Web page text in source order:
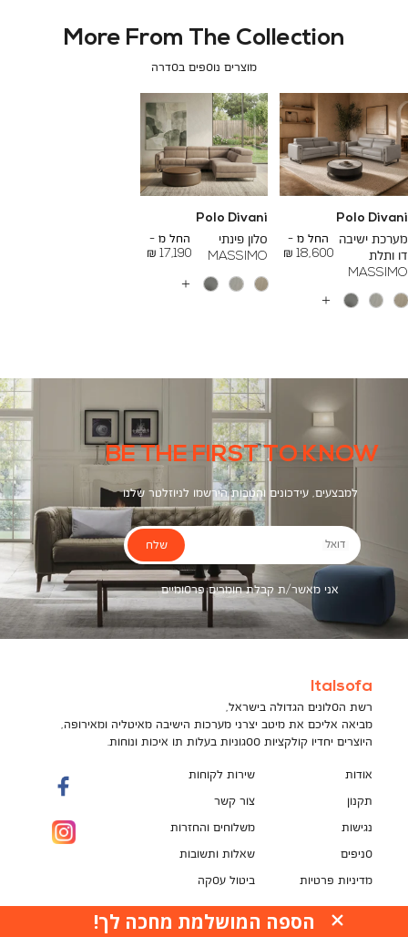
More From The Collection
מוצרים נוספים בסדרה
Polo Divani
מערכת ישיבה
דו ותלת
MASSIMO
החל מ -
18,600 ₪
To
24,000 ₪
עוד
Polo Divani
סלון פינתי
MASSIMO
החל מ -
17,190 ₪
To
26,000 ₪
עוד
BE THE FIRST TO KNOW
למבצעים, עידכונים והטבות הירשמו לניוזלטר שלנו
דואל
אני מאשר/ת קבלת חומרים פרסומיים
שלח
Italsofa
רשת הסלונים הגדולה בישראל,
מביאה אליכם את מיטב יצרני מערכות הישיבה מאיטליה ומאירופה,
היוצרים יחדיו קולקציות ססגוניות בעלות תו איכות ונוחות.
אודות
תקנון
נגישות
סניפים
מדיניות פרטיות
שירות לקוחות
צור קשר
משלוחים והחזרות
שאלות ותשובות
ביטול עסקה
תקנון מועדון לקוחות
האתר עושה שימוש בקובצי עוגיות (Cookies) למטרות
הספה המושלמת מחכה לך!